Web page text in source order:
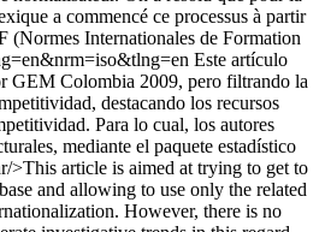
a commencé ce processus à partir
(Normes Internationales de Formation
Este artículo
GEM Colombia 2009, pero filtrando la
destacando los recursos
Para lo cual, los autores
mediante el paquete estadístico
>This article is aimed at trying to get to
and allowing to use only the related
However, there is no